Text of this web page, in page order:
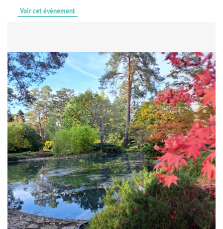
Voir cet événement